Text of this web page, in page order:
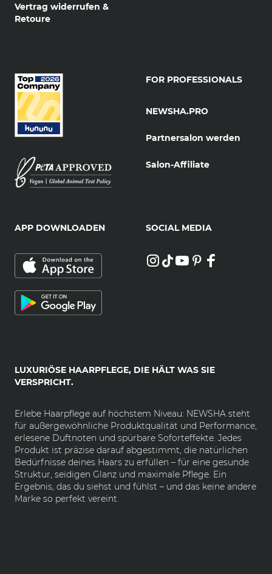
Vertrag widerrufen &
Retoure
LUXURIÖSE HAARPFLEGE, DIE HÄLT WAS SIE
VERSPRICHT.
Erlebe Haarpflege auf höchstem Niveau: NEWSHA steht
für außergewöhnliche Produktqualität und Performance,
erlesene Duftnoten und spürbare Soforteffekte. Jedes
Produkt ist präzise darauf abgestimmt, die natürlichen
Bedürfnisse deines Haars zu erfüllen – für eine gesunde
Struktur, seidigen Glanz und maximale Pflege. Ein
Ergebnis, das du siehst und fühlst – und das keine andere
Marke so perfekt vereint.
FOR PROFESSIONALS
NEWSHA.PRO
Partnersalon werden
Salon-Affiliate
APP DOWNLOADEN SOCIAL MEDIA